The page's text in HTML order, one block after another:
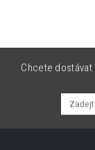
Chcete dostávat